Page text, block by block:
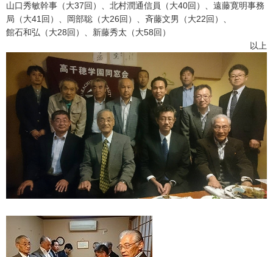
山口秀敏幹事（大37回）、北村潤通信員（大40回）、遠藤寛明事務
局（大41回）、岡部聡（大26回）、斉藤文男（大22回）、
館石和弘（大28回）、新藤秀太（大58回）
以上